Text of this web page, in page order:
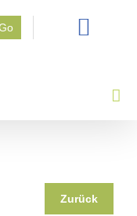
Zurück